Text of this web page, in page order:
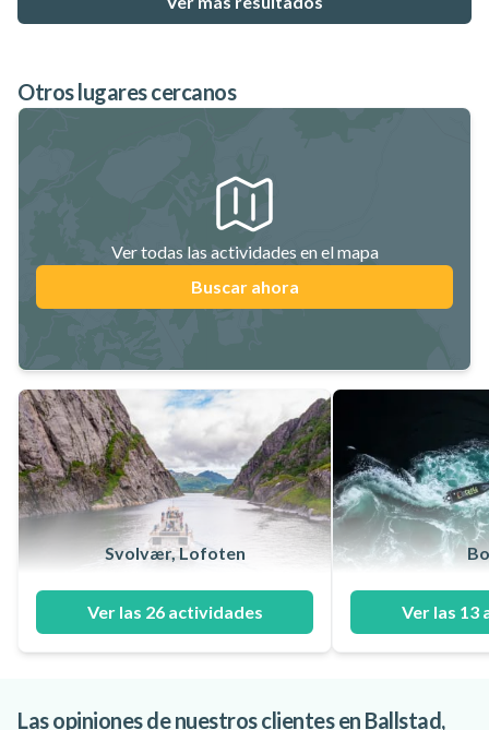
Otros lugares cercanos
Ver todas las actividades en el mapa
Buscar ahora
Svolvær, Lofoten
Ver las 26 actividades Ver las 13
Las opiniones de nuestros clientes en Ballstad,